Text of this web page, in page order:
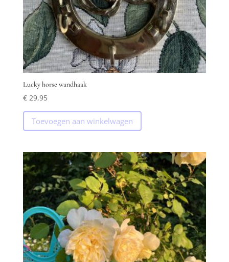
Lucky horse wandhaak
€29,95
Toevoegen aan winkelwagen